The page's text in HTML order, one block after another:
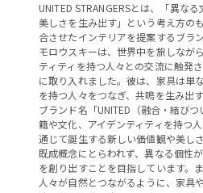
UNITED STRANGERSとは、「異な
美しさを生み出す」という考え方の
合させたインテリアを提案するブラ
モロウスキーは、世界中を旅しなが
ティティを持つ人々との交流に触発
に取り入れました。彼は、家具は単
を持つ人々をつなぎ、共鳴を生み出
ブランド名「UNITED（融合・結び
籍や文化、アイデンティティを持つ
通じて誕生する新しい価値観や美し
既成概念にとらわれず、異なる個性
を創り出すことを目指しています。
人々が自然とつながるように、家具